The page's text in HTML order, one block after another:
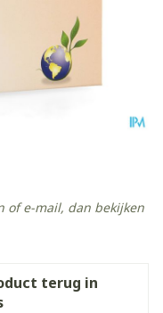
terug in
of e-mail, dan bekijken